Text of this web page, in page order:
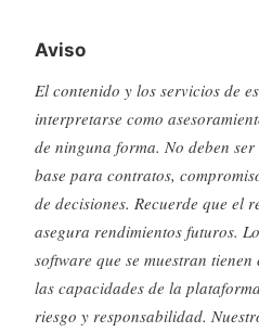
Aviso
El contenido y los servicios de
interpretarse como
de ninguna forma. No deben
base para contratos,
de decisiones. Recuerde que el
asegura rendimientos futuros.
software que se muestran
las capacidades de la
riesgo y responsabilidad.